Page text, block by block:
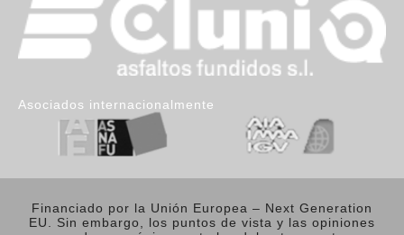
Asociados internacionalmente
Financiado por la Unión Europea – Next Generation
EU. Sin embargo, los puntos de vista y las opiniones